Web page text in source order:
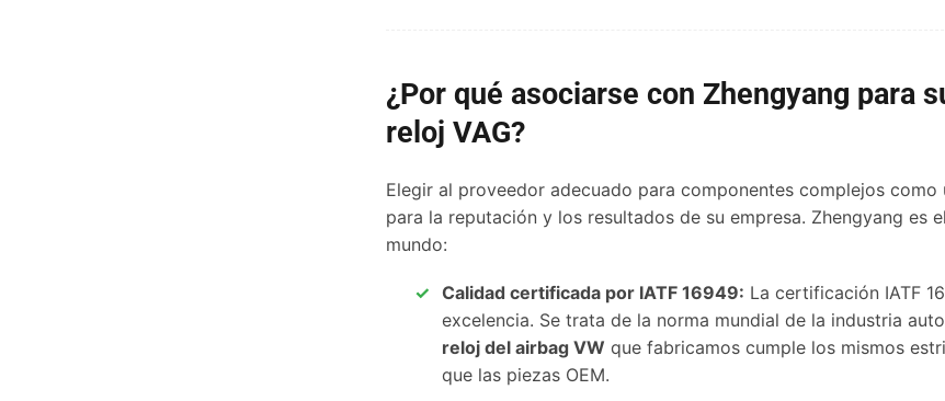
¿Por qué asociarse con Zhengyang para
reloj VAG?
Elegir al proveedor adecuado para componentes complejos como
para la reputación y los resultados de su empresa. Zhengyang
mundo:
Calidad certificada por IATF 16949: La certificación IATF
excelencia. Se trata de la norma mundial de la industria
reloj del airbag VW que fabricamos cumple los mismos
que las piezas OEM.